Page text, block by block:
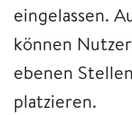
eingelassen.
können
ebenen
platzieren.